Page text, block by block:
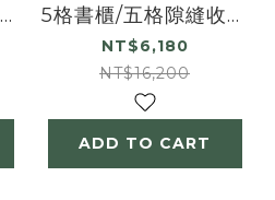
5格書櫃/五格隙縫收納
櫃/展示櫃/置物櫃
NT$6,180
NT$16,200
ADD TO CART